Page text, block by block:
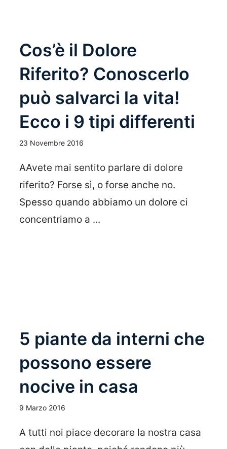
Cos’è il Dolore
Riferito? Conoscerlo
può salvarci la vita!
Ecco i 9 tipi differenti
23 Novembre 2016
AAvete mai sentito parlare di dolore
riferito? Forse sì, o forse anche no.
Spesso quando abbiamo un dolore ci
concentriamo a ...
5 piante da interni che
possono essere
nocive in casa
9 Marzo 2016
A tutti noi piace decorare la nostra casa